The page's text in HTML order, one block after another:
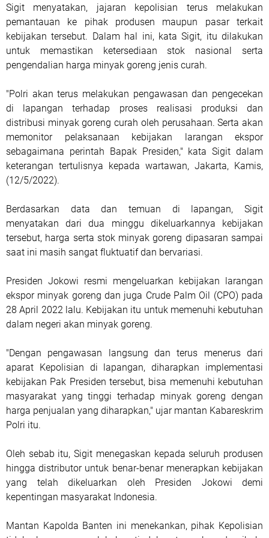
Sigit menyatakan, jajaran kepolisian terus melakukan
pemantauan ke pihak produsen maupun pasar terkait
kebijakan tersebut. Dalam hal ini, kata Sigit, itu dilakukan
untuk memastikan ketersediaan stok nasional serta
pengendalian harga minyak goreng jenis curah.
"Polri akan terus melakukan pengawasan dan pengecekan
di lapangan terhadap proses realisasi produksi dan
distribusi minyak goreng curah oleh perusahaan. Serta akan
memonitor pelaksanaan kebijakan larangan ekspor
sebagaimana perintah Bapak Presiden," kata Sigit dalam
keterangan tertulisnya kepada wartawan, Jakarta, Kamis,
(12/5/2022).
Berdasarkan data dan temuan di lapangan, Sigit
menyatakan dari dua minggu dikeluarkannya kebijakan
tersebut, harga serta stok minyak goreng dipasaran sampai
saat ini masih sangat fluktuatif dan bervariasi.
Presiden Jokowi resmi mengeluarkan kebijakan larangan
ekspor minyak goreng dan juga Crude Palm Oil (CPO) pada
28 April 2022 lalu. Kebijakan itu untuk memenuhi kebutuhan
dalam negeri akan minyak goreng.
"Dengan pengawasan langsung dan terus menerus dari
aparat Kepolisian di lapangan, diharapkan implementasi
kebijakan Pak Presiden tersebut, bisa memenuhi kebutuhan
masyarakat yang tinggi terhadap minyak goreng dengan
harga penjualan yang diharapkan," ujar mantan Kabareskrim
Polri itu.
Oleh sebab itu, Sigit menegaskan kepada seluruh produsen
hingga distributor untuk benar-benar menerapkan kebijakan
yang telah dikeluarkan oleh Presiden Jokowi demi
kepentingan masyarakat Indonesia.
Mantan Kapolda Banten ini menekankan, pihak Kepolisian